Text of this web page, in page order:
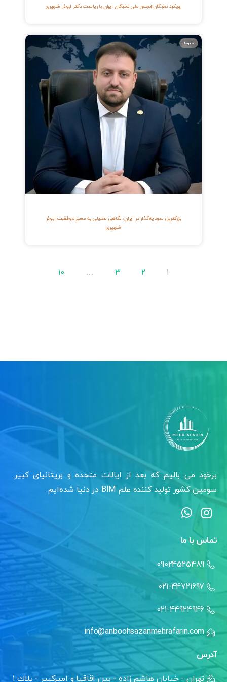
رویکرد نخبگان:انجمن ملی نخبگان ایران با رياست دكتر ابوذر شهپری
خبرها
بزرگترین سرمایه‌گذار در ایران؛ نگاهی تحلیلی به مسیر موفقیت ابوذر
شهپری
1
2
3
…
10
برخود می بالیم که بعد از ایالات متحده و بریتانیای کبیر
سومین کشور تولید کننده علم BIM در دنیا شده‌ایم.
تماس با ما
09024525489
021-44721697
021-44924946
info@anboohsazanmehrafarin.com
آدرس
تهران - خيابان هاشم زاده - بين اقاقيا و اميركبير - پلاك ١